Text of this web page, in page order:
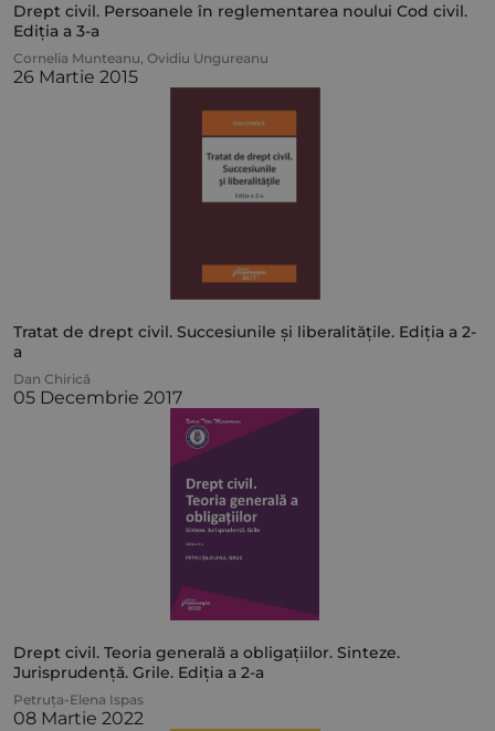
Drept civil. Persoanele în reglementarea noului Cod civil.
Ediția a 3-a
Cornelia Munteanu, Ovidiu Ungureanu
26 Martie 2015
Tratat de drept civil. Succesiunile și liberalitățile. Ediția a 2-
a
Dan Chirică
05 Decembrie 2017
Drept civil. Teoria generală a obligațiilor. Sinteze.
Jurisprudență. Grile. Ediția a 2-a
Petruța-Elena Ispas
08 Martie 2022